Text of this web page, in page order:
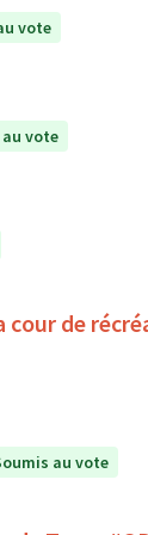
vote
vote
cour de
au vote